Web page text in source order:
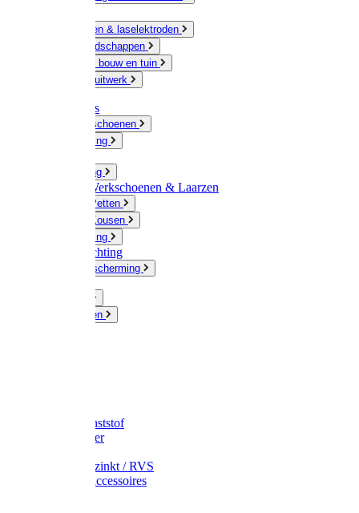
Slijpschijven & laselektroden
Handgereedschappen
IJzerwaren bouw en tuin
Hang en sluitwerk
Disposables
Werkhandschoenen
Regenkleding
Werkkleding
Wandel-/ Werkschoenen & Laarzen
Hoeden / Petten
Sokken / Kousen
Winterkleding
Winkelinrichting
Gelaatsbescherming
Knaagdieren
Emmer kunststof
Schepemmer
Emmer verzinkt / RVS
Regenton accessoires